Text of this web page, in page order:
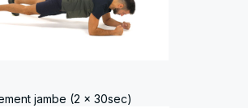
jambe (2 x 30sec)